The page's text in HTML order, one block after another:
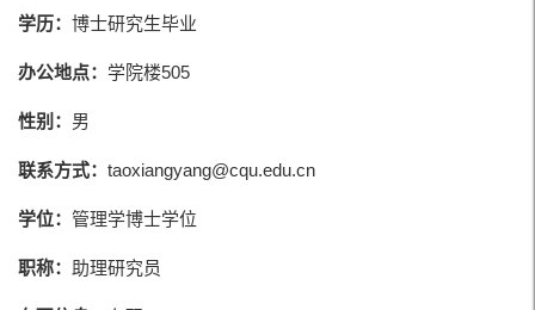
学历： 博士研究生毕业
办公地点： 学院楼505
性别： 男
联系方式： taoxiangyang@cqu.edu.cn
学位： 管理学博士学位
职称： 助理研究员